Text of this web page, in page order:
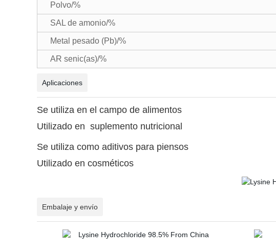
Polvo/%
SAL de amonio/%
Metal pesado (Pb)/%
AR senic(as)/%
Aplicaciones
Se utiliza en el campo de alimentos
Utilizado en suplemento nutricional
Se utiliza como aditivos para piensos
Utilizado en cosméticos
Embalaje y envío